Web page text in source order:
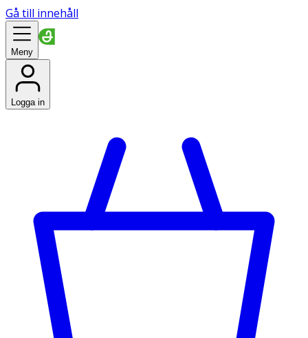
Gå till innehåll
Meny
Logga in